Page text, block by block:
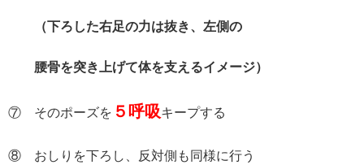
（下ろした右足の力は抜き、左側の
腰骨を突き上げて体を支えるイメージ）
⑦ そのポーズを ５呼吸キープする
⑧ おしりを下ろし、反対側も同様に行う